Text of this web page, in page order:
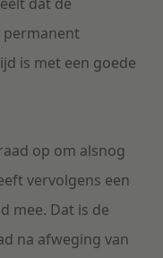
is met een goede
op om alsnog
vervolgens een
mee. Dat is de
na afweging van